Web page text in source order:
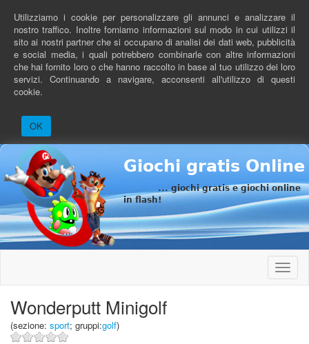
contenuto
principale
Utilizziamo i cookie per personalizzare gli annunci e analizzare il
nostro traffico. Inoltre forniamo informazioni sul modo in cui utilizzi il
sito ai nostri partner che si occupano di analisi dei dati web, pubblicità
e social media, i quali potrebbero combinarle con altre informazioni
che hai fornito loro o che hanno raccolto in base al tuo utilizzo dei loro
servizi. Continuando a navigare, acconsenti all'utilizzo di questi
cookie.
OK
Giochi gratis Online
... giochi gratis e giochi online
in flash!
Toggle
Wonderputt Minigolf
(sezione: sport; gruppi:golf)